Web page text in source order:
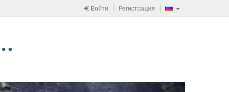
Войти Регистрация